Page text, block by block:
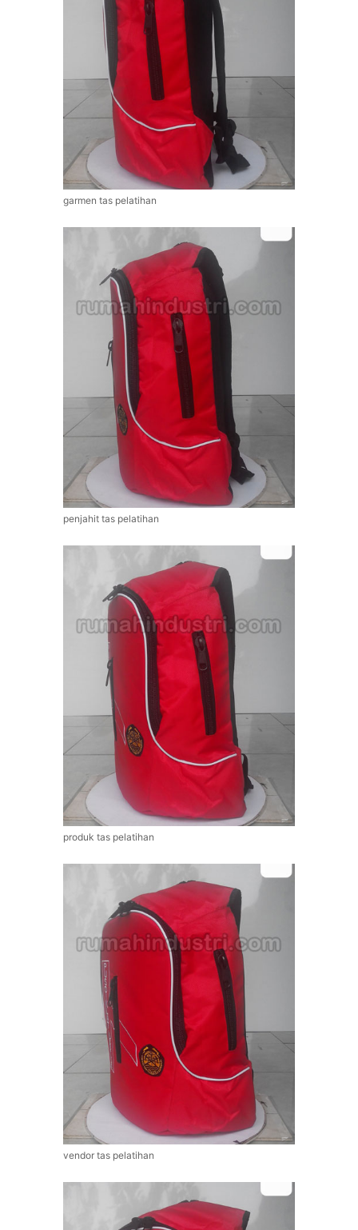
garmen tas pelatihan
penjahit tas pelatihan
produk tas pelatihan
vendor tas pelatihan